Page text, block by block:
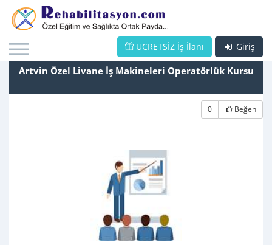
Giriş
ÜCRETSİZ İş İlanı
Artvin Özel Livane İş Makineleri Operatörlük Kursu
0 Beğen